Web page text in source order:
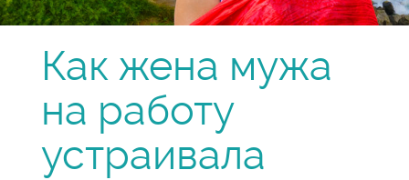
Как жена мужа
на работу
устраивала